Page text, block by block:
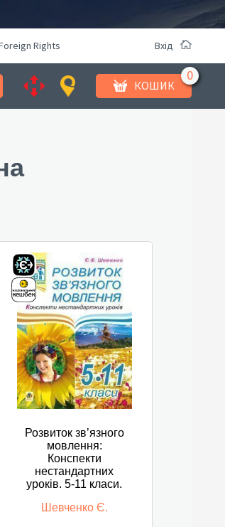
Rights Вхід
КОШИК
Розвиток зв’язного
мовлення:
Конспекти
нестандартних
уроків. 5-11 класи.
Шевченко Є.